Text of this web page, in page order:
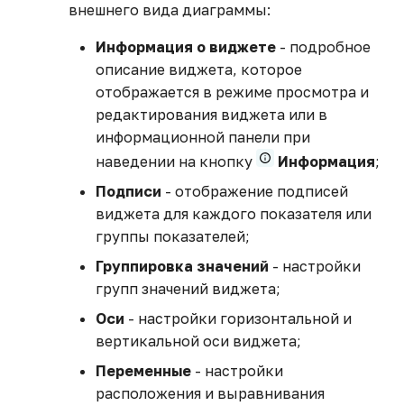
внешнего вида диаграммы:
Информация о виджете - подробное
описание виджета, которое
отображается в режиме просмотра и
редактирования виджета или в
информационной панели при
наведении на кнопку
Информация;
Подписи - отображение подписей
виджета для каждого показателя или
группы показателей;
Группировка значений - настройки
групп значений виджета;
Оси - настройки горизонтальной и
вертикальной оси виджета;
Переменные - настройки
расположения и выравнивания